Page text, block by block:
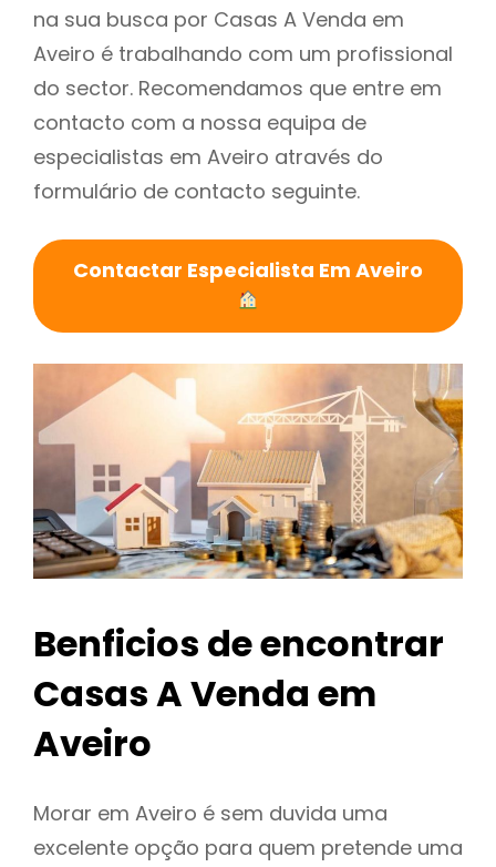
na sua busca por Casas A Venda em
Aveiro é trabalhando com um profissional
do sector. Recomendamos que entre em
contacto com a nossa equipa de
especialistas em Aveiro através do
formulário de contacto seguinte.
Contactar Especialista Em Aveiro
Benficios de encontrar
Casas A Venda em
Aveiro
Morar em Aveiro é sem duvida uma
excelente opção para quem pretende uma